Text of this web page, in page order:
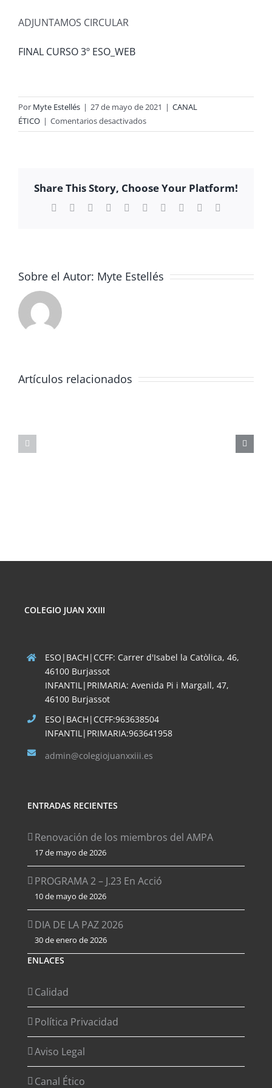
ADJUNTAMOS CIRCULAR
FINAL CURSO 3º ESO_WEB
Por Myte Estellés | 27 de mayo de 2021 | CANAL
ÉTICO | Comentarios desactivadosen
VIAJE
3º
ESO
Share This Story, Choose Your Platform!
Facebook Reddit LinkedInWhatsApp
TumblrPinterest Xing
Sobre el Autor: Myte Estellés
Artículos relacionados
COLEGIO JUAN XXIII
ESO|BACH|CCFF: Carrer d'Isabel la Catòlica, 46,
46100 Burjassot
INFANTIL|PRIMARIA: Avenida Pi i Margall, 47,
46100 Burjassot
ESO|BACH|CCFF:963638504
INFANTIL|PRIMARIA:963641958
admin@colegiojuanxxiii.es
ENTRADAS RECIENTES
Renovación de los miembros del AMPA
17 de mayo de 2026
PROGRAMA 2 – J.23 En Acció
10 de mayo de 2026
DIA DE LA PAZ 2026
30 de enero de 2026
ENLACES
Calidad
Política Privacidad
Aviso Legal
Canal Ético